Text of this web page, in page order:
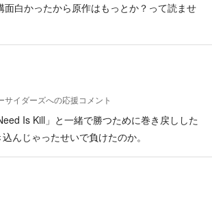
面白かったから原作はもっとか？って読ませ
イダーズへの応援コメント
Is Kill」と一緒で勝つために巻き戻しした
んじゃったせいで負けたのか。